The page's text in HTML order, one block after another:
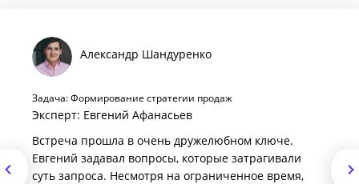
Александр Шандуренко
Задача: Формирование стратегии продаж
Эксперт: Евгений Афанасьев
Встреча прошла в очень дружелюбном ключе.
Евгений задавал вопросы, которые затрагивали
суть запроса. Несмотря на ограниченное время,